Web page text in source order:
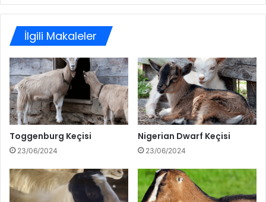
İlgili Makaleler
Toggenburg Keçisi
23/06/2024
Nigerian Dwarf Keçisi
23/06/2024